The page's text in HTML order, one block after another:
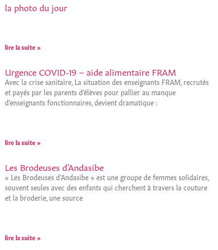
la photo du jour
lire la suite »
Urgence COVID-19 – aide alimentaire FRAM
Avec la crise sanitaire, La situation des enseignants FRAM, recrutés
et payés par les parents d’élèves pour pallier au manque
d’enseignants fonctionnaires, devient dramatique :
lire la suite »
Les Brodeuses d’Andasibe
« Les Brodeuses d’Andasibe » est une groupe de femmes solidaires,
souvent seules avec des enfants qui cherchent à travers la couture
et la broderie, une source
lire la suite »